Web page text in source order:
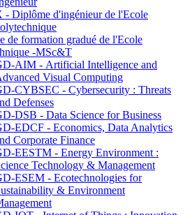
- Diplôme d'ingénieur de l'Ecole
de formation gradué de l'Ecole
-MSc&T
AIM - Artificial Intelligence and
Visual Computing
CYBSEC - Cybersecurity : Threats
Defenses
DSB - Data Science for Business
EDCF - Economics, Data Analytics
Corporate Finance
EESTM - Energy Environment :
Technology & Management
ESEM - Ecotechnologies for
& Environment